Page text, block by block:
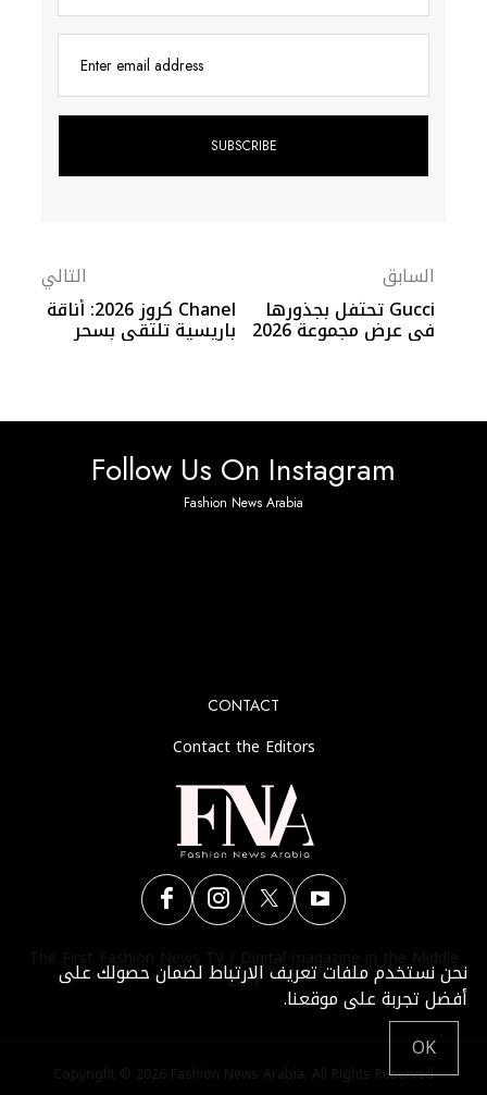
Enter email address
السابق
Gucci تحتفل بجذورها
في عرض مجموعة 2026
بفلورنسا
التالي
Chanel كروز 2026: أناقة
باريسية تلتقي بسحر
الريفييرا الإيطالية
Follow Us On Instagram
Fashion News Arabia
CONTACT
Contact the Editors
The First Fashion News TV / Digital magazine in the Middle
East
Copyright © 2026 Fashion News Arabia. All Rights Reserved
نحن نستخدم ملفات تعريف الارتباط لضمان حصولك على
أفضل تجربة على موقعنا.
OK